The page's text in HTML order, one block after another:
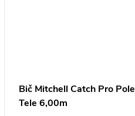
Bič Mitchell Catch Pro Pole
Tele 6,00m